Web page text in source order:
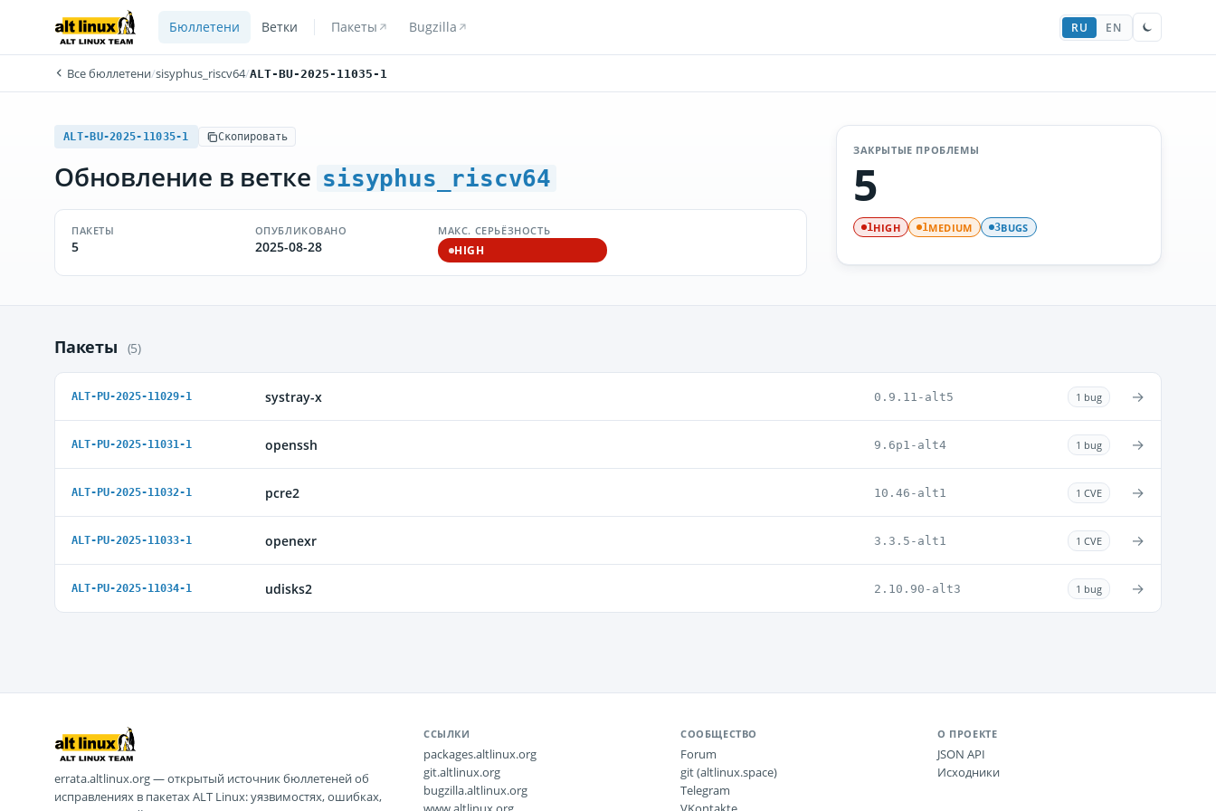
Бюллетени Ветки Пакеты Bugzilla RU EN
Все бюллетени/sisyphus_riscv64/ALT-BU-2025-11035-1
ALT-BU-2025-11035-1 Скопировать
Обновление в ветке sisyphus_riscv64
ПАКЕТЫ
5
ОПУБЛИКОВАНО
2025-08-28
МАКС. СЕРЬЁЗНОСТЬ
HIGH
ЗАКРЫТЫЕ ПРОБЛЕМЫ
5
1HIGH 1MEDIUM 3BUGS
Пакеты (5)
ALT-PU-2025-11029-1 systray-x 0.9.11-alt5 1 bug →
ALT-PU-2025-11031-1 openssh 9.6p1-alt4 1 bug →
ALT-PU-2025-11032-1 pcre2 10.46-alt1 1 CVE →
ALT-PU-2025-11033-1 openexr 3.3.5-alt1 1 CVE →
ALT-PU-2025-11034-1 udisks2 2.10.90-alt3 1 bug →
errata.altlinux.org — открытый источник бюллетеней об
исправлениях в пакетах ALT Linux: уязвимостях, ошибках,
ССЫЛКИ
packages.altlinux.org
git.altlinux.org
bugzilla.altlinux.org
СООБЩЕСТВО
Forum
git (altlinux.space)
Telegram
О ПРОЕКТЕ
JSON API
Исходники